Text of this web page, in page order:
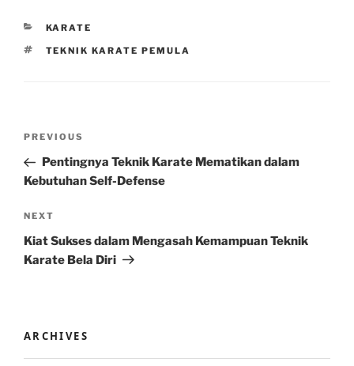
CATEGORIES
KARATE
TAGS
TEKNIK KARATE PEMULA
Previous
Post
PREVIOUS
Pentingnya Teknik Karate Mematikan dalam
Kebutuhan Self-Defense
Next
Post
NEXT
Kiat Sukses dalam Mengasah Kemampuan Teknik
Karate Bela Diri
ARCHIVES